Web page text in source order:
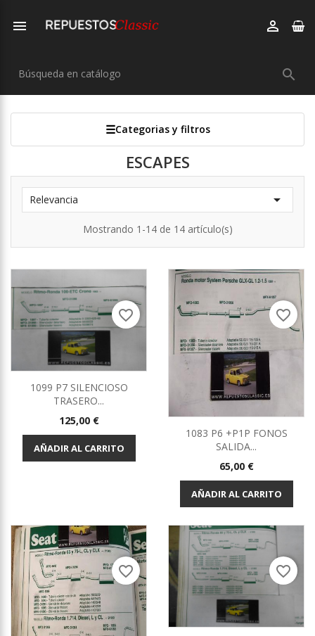
 

Categorias y filtros
ESCAPES
Relevancia 
Mostrando 1-14 de 14 artículo(s)
1099 P7 SILENCIOSO
TRASERO...
Precio
125,00 €
AÑADIR AL CARRITO
favorite_border
1083 P6 +P1P FONOS
SALIDA...
Precio
65,00 €
AÑADIR AL CARRITO
favorite_border
favorite_border favorite_border